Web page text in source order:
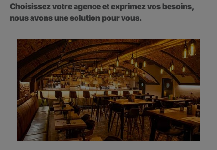
Choisissez votre agence et exprimez vos besoins,
nous avons une solution pour vous.